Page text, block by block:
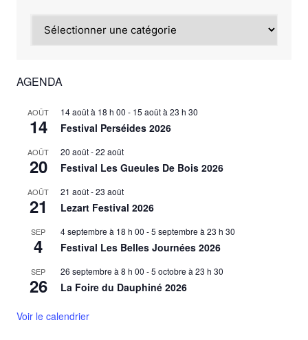
AGENDA
AOÛT
14
14 août à 18 h 00 - 15 août à 23 h 30
Festival Perséides 2026
AOÛT
20
20 août-22 août
Festival Les Gueules De Bois 2026
AOÛT
21
21 août-23 août
Lezart Festival 2026
SEP
4
4 septembre à 18 h 00 -5 septembre à 23 h 30
Festival Les Belles Journées 2026
SEP
26
26 septembre à 8 h 00 -5 octobre à 23 h 30
La Foire du Dauphiné 2026
Voir le calendrier